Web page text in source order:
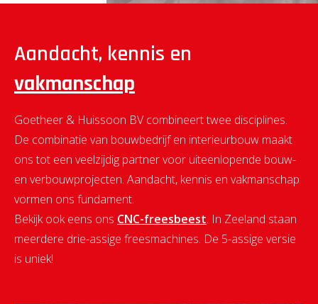
Aandacht, kennis en
vakmanschap
Goetheer & Huissoon BV combineert twee disciplines.
De combinatie van bouwbedrijf en interieurbouw maakt
ons tot een veelzijdig partner voor uiteenlopende bouw-
en verbouwprojecten. Aandacht, kennis en vakmanschap
vormen ons fundament.
Bekijk ook eens ons CNC-freesbeest. In Zeeland staan
meerdere drie-assige freesmachines. De 5-assige versie
is uniek!